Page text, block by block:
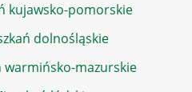
kujawsko-pomorskie
dolnośląskie
warmińsko-mazurskie